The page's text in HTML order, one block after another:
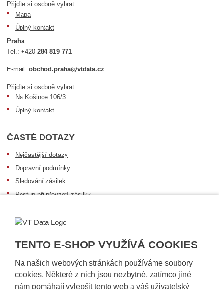
TENTO E-SHOP VYUŽÍVÁ COOKIES
Na našich webových stránkách používáme soubory
cookies. Některé z nich jsou nezbytné, zatímco jiné
nám pomáhají vylepšit tento web a váš uživatelský
Přijďte si osobně vybrat:
Mapa
Úplný kontakt
Praha
Tel.:+420284 819 771
E-mail:obchod.praha@vtdata.cz
Přijďte si osobně vybrat:
Na Košince 106/3
Úplný kontakt
ČASTÉ DOTAZY
Nejčastější dotazy
Dopravní podmínky
Sledování zásilek
Postup při převzetí zásilky
Obecné informace